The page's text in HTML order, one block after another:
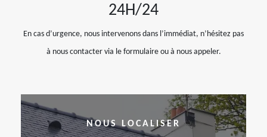
24H/24
En cas d’urgence, nous intervenons dans l’immédiat, n’hésitez pas
à nous contacter via le formulaire ou à nous appeler.
NOUS LOCALISER